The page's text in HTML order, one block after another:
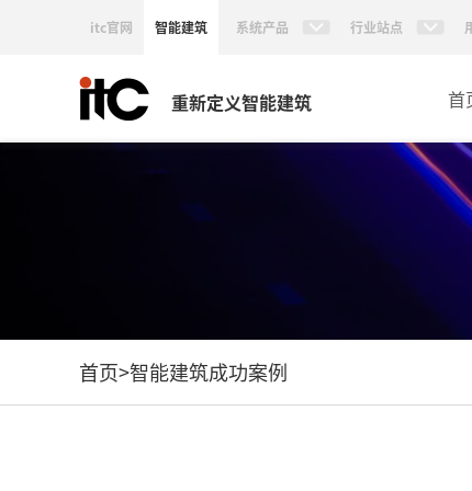
itc官网 智能建筑 系统产品 行业站点
重新定义智能建筑 首
首页>智能建筑成功案例